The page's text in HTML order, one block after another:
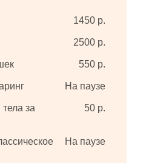
1450 р.
2500 р.
550 р.
На паузе
за
50 р.
На паузе